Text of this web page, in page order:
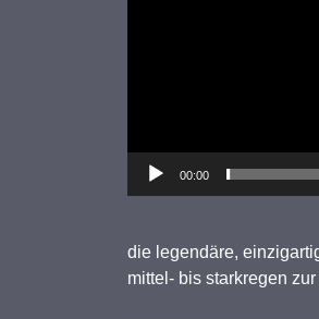
00:00
die legendäre,
mittel- bis starkregen